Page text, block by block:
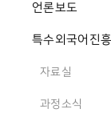
언론보도
특수외국어진
자료실
과정소식